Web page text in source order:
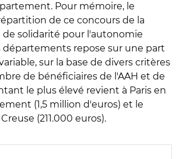
Pour mémoire, le
de ce concours de la
de solidarité pour l'autonomie
départements repose sur une part
sur la base de divers critères
de bénéficiaires de l'AAH et de
le plus élevé revient à Paris en
(1,5 million d'euros) et le
(211.000 euros).